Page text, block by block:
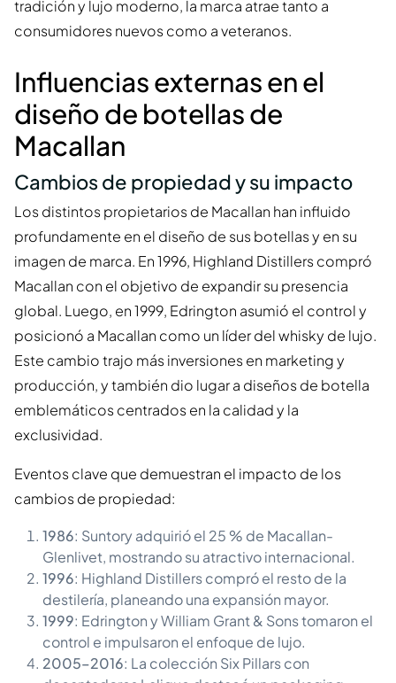
tradición y lujo moderno, la marca atrae tanto a
consumidores nuevos como a veteranos.
Influencias externas en el
diseño de botellas de
Macallan
Cambios de propiedad y su impacto
Los distintos propietarios de Macallan han influido
profundamente en el diseño de sus botellas y en su
imagen de marca. En 1996, Highland Distillers compró
Macallan con el objetivo de expandir su presencia
global. Luego, en 1999, Edrington asumió el control y
posicionó a Macallan como un líder del whisky de lujo.
Este cambio trajo más inversiones en marketing y
producción, y también dio lugar a diseños de botella
emblemáticos centrados en la calidad y la
exclusividad.
Eventos clave que demuestran el impacto de los
cambios de propiedad:
1986: Suntory adquirió el 25 % de Macallan-
Glenlivet, mostrando su atractivo internacional.
1996: Highland Distillers compró el resto de la
destilería, planeando una expansión mayor.
1999: Edrington y William Grant & Sons tomaron el
control e impulsaron el enfoque de lujo.
2005–2016: La colección Six Pillars con